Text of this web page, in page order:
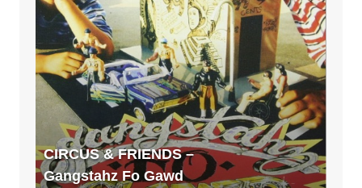
FRIENDS
–
Gangstahz
Fo
Gawd
CIRCUS & FRIENDS –
Gangstahz Fo Gawd